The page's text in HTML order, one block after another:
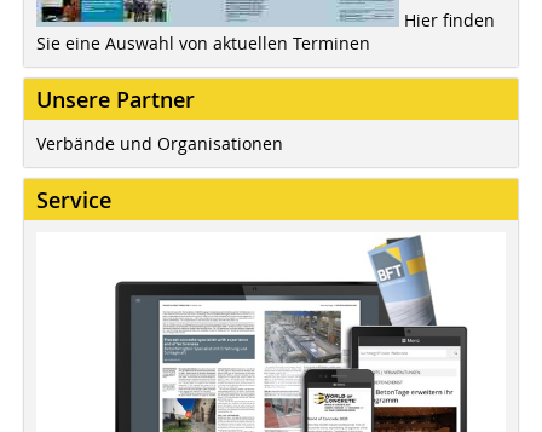
Hier finden
Sie eine Auswahl von aktuellen Terminen
Unsere Partner
Verbände und Organisationen
Service